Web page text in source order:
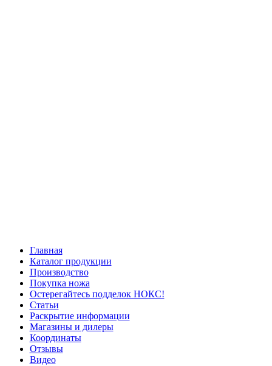
Главная
Каталог продукции
Производство
Покупка ножа
Остерегайтесь подделок НОКС!
Статьи
Раскрытие информации
Магазины и дилеры
Координаты
Отзывы
Видео